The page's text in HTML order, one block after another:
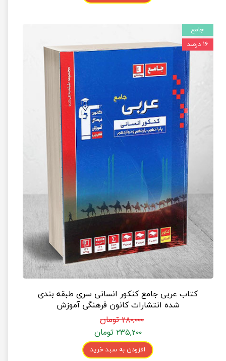
کتاب عربی جامع کنکور انسانی سری طبقه بندی
شده انتشارات کانون فرهنگی آموزش
۲۸۰,۰۰۰ تومان
۲۳۵,۲۰۰ تومان
افزودن به سبد خرید
جامع
۱۶ درصد